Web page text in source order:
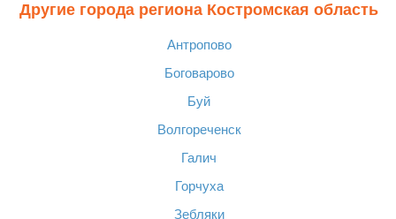
Другие города региона Костромская область
Антропово
Боговарово
Буй
Волгореченск
Галич
Горчуха
Зебляки